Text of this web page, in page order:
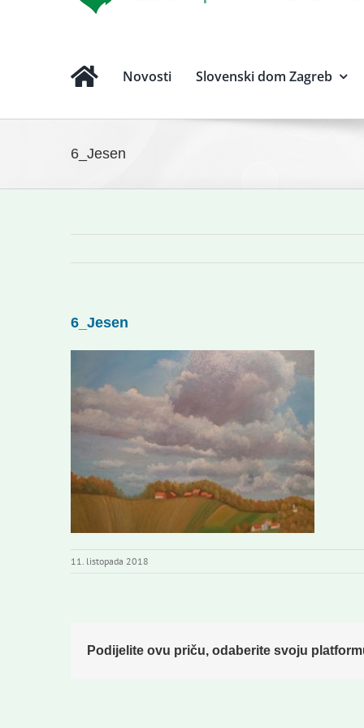
Novosti Slovenski dom Zagreb
6_Jesen
6_Jesen
11. listopada 2018
Podijelite ovu priču, odaberite svoju